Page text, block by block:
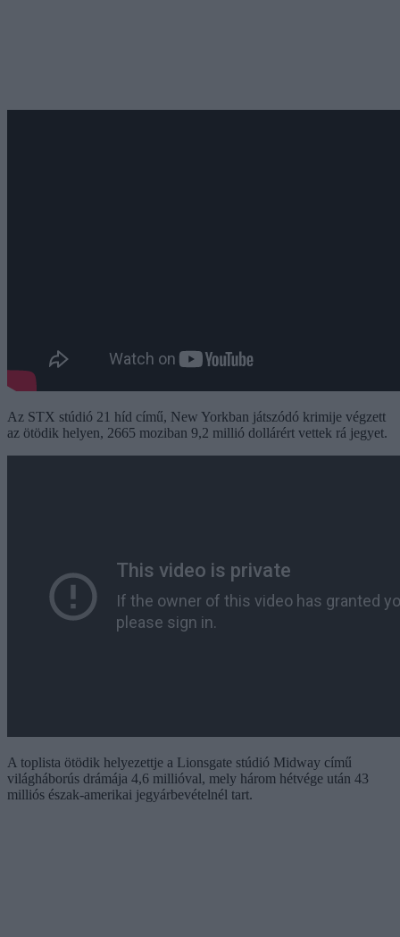
Az STX stúdió 21 híd című, New Yorkban játszódó krimije végzett
az ötödik helyen, 2665 moziban 9,2 millió dollárért vettek rá jegyet.
A toplista ötödik helyezettje a Lionsgate stúdió Midway című
világháborús drámája 4,6 millióval, mely három hétvége után 43
milliós észak-amerikai jegyárbevételnél tart.